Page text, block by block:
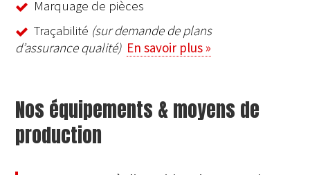
Marquage de pièces
Traçabilité (sur demande de plans
d’assurance qualité) En savoir plus »
Nos équipements & moyens de
production